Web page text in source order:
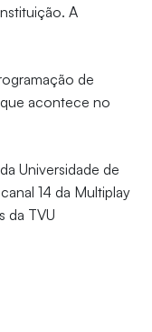
A
de
que acontece no
Universidade de
14 da Multiplay
da TVU